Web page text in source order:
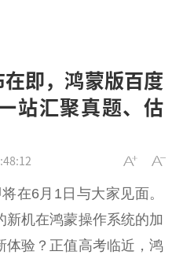
即，鸿蒙版百度
站汇聚真题、估
在6月1日与大家见面。
新机在鸿蒙操作系统的加
体验？正值高考临近，鸿